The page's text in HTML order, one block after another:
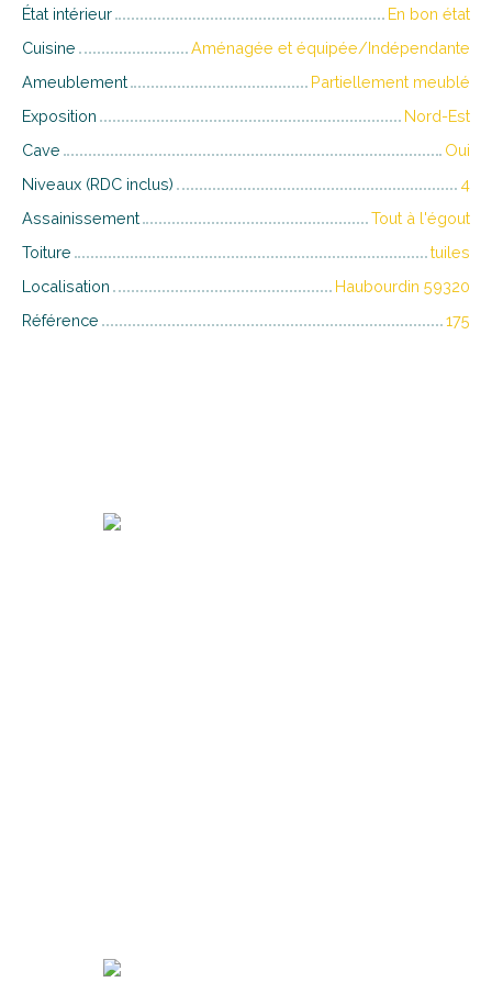
État intérieur
En bon état
Cuisine
Aménagée et équipée/Indépendante
Ameublement
Partiellement meublé
Exposition
Nord-Est
Cave
Oui
Niveaux (RDC inclus)
4
Assainissement
Tout à l'égout
Toiture
tuiles
Localisation
Haubourdin 59320
Référence
175